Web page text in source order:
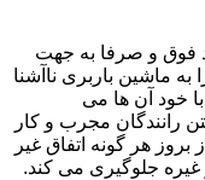
فوق و صرفا به جهت
ماشین باربری ناآشنا
خود آن ها می
رانندگان مجرب و کار
بروز هر گونه اتفاق غیر
غیره جلوگیری می کند.